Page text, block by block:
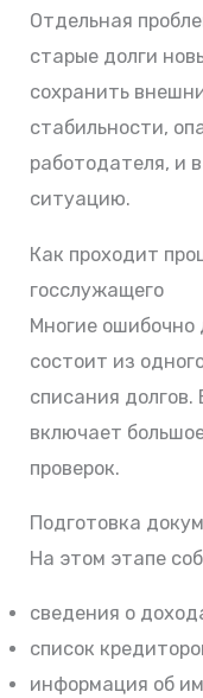
Отдельная
старые долги
сохранить
стабильности,
работодателя, и
ситуацию.
Как проходит
госслужащего
Многие ошибочно
состоит из
списания долгов.
включает
проверок.
Подготовка
На этом этапе
сведения о
список
информация об